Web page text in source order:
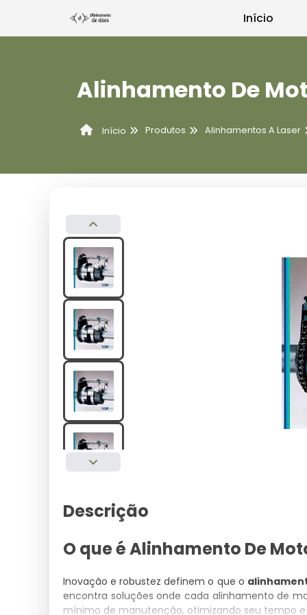
Início
Alinhamento De
Início Produtos Alinhamentos A Laser
Descrição
O que é Alinhamento De
Inovação e robustez definem o que o
encontra soluções onde cada alinhamento de
mínimo de manutenção, otimizando seu tempo e